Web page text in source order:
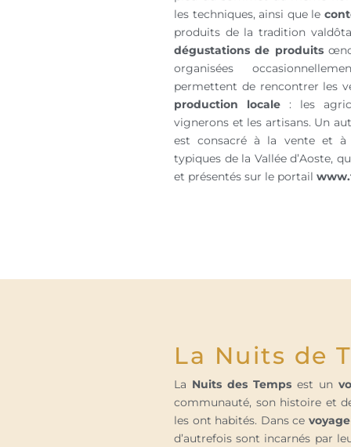
les techniques, ainsi que le
produits de la tradition
dégustations de produits
organisées
permettent de rencontrer les
production locale : les
vignerons et les artisans. Un
est consacré à la vente et
typiques de la Vallée d’Aoste,
et présentés sur le portail
La Nuits de
La Nuits des Tempsest un
communauté, son histoire et
les ont habités. Dans ce
d’autrefois sont incarnés par